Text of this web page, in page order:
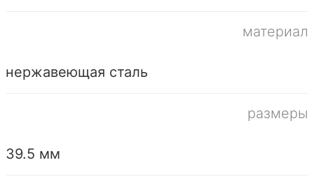
материал
нержавеющая сталь
размеры
39.5 мм